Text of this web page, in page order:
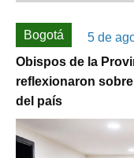
Bogotá
5 de
Obispos de la
reflexionaron
del país